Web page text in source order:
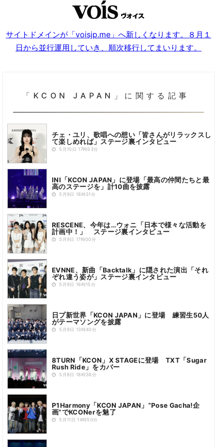
サイトドメインが「voisjp.me」へ新しくなります。８月１
日から並行運用していき、順次移行してまいります。
「KCON JAPAN」に関する記事
チェ・ユリ、歌唱への想い「皆さんがリラックスし
て楽しめれば」ステージ裏インタビュー
5月10日 17時53分
INI「KCON JAPAN」に登場「最高の仲間たちと最
高のステージを」計10曲を披露
5月9日 18時31分
RESCENE、今年は…ウォニ「日本で様々な活動を
計画中！」 ステージ裏インタビュー
5月9日 17時00分
EVNNE、新曲「Backtalk」に隠された演出「それ
ぞれ違う姿が」ステージ裏インタビュー
5月9日 16時15分
日プ新世界「KCON JAPAN」に登場 練習生50人
がテーマソングを披露
5月9日 13時40分
8TURN「KCON」X STAGEに登場 TXT「Sugar
Rush Ride」をカバー
5月8日 18時36分
P1Harmony「KCON JAPAN」“Pose Gacha!企
画”でKCONerを魅了
5月11日 14時50分